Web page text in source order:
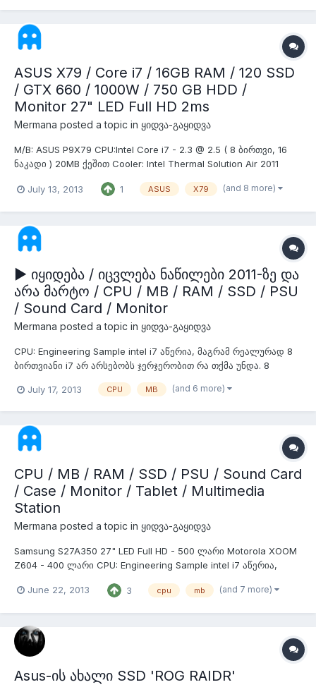
ASUS X79 / Core i7 / 16GB RAM / 120 SSD
/ GTX 660 / 1000W / 750 GB HDD /
Monitor 27" LED Full HD 2ms
Mermana posted a topic in ყიდვა-გაყიდვა
M/B: ASUS P9X79 CPU:Intel Core i7 - 2.3 @ 2.5 ( 8 ბირთვი, 16
ნაკადი ) 20MB ქეშით Cooler: Intel Thermal Solution Air 2011
660 2GB SSD: OCZ RevoDrive 3 120GB HDD: Seagate Barracuda
July 13, 2013 1 ASUS X79 (and 8 more)
▶ იყიდება / იცვლება ნაწილები 2011-ზე და
არა მარტო / CPU / MB / RAM / SSD / PSU
/ Sound Card / Monitor
Mermana posted a topic in ყიდვა-გაყიდვა
CPU: Engineering Sample intel i7 აწერია, მაგრამ რეალურად 8
ბირთვიანი i7 არ არსებობს ჯერჯერობით რა თქმა უნდა. 8
- 550 ლარი ეს ფასი კვირის ბოლომდე იქნება. მერე ისევ 600
July 17, 2013 CPU MB (and 6 more)
CPU / MB / RAM / SSD / PSU / Sound Card
/ Case / Monitor / Tablet / Multimedia
Station
Mermana posted a topic in ყიდვა-გაყიდვა
Samsung S27A350 27" LED Full HD - 500 ლარი Motorola XOOM
Z604 - 400 ლარი CPU: Engineering Sample intel i7 აწერია,
რა თქმა უნდა. 8 ბირთვიანია და 16 ნაკადი აქვს @ 2.3 არი და
June 22, 2013 3 cpu mb (and 7 more)
Asus-ის ახალი SSD 'ROG RAIDR'